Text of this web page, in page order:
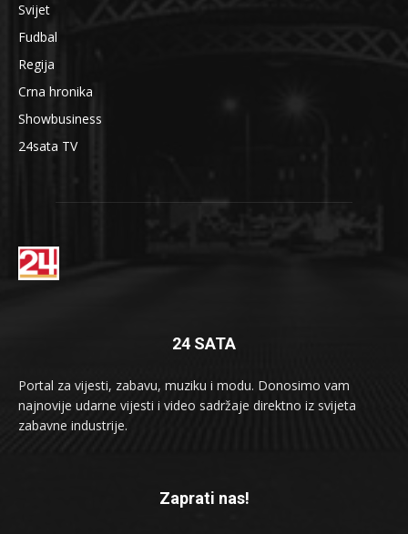
Svijet
Fudbal
Regija
Crna hronika
Showbusiness
24sata TV
24 SATA
Portal za vijesti, zabavu, muziku i modu. Donosimo vam
najnovije udarne vijesti i video sadržaje direktno iz svijeta
zabavne industrije.
Zaprati nas!